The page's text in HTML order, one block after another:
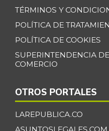
TÉRMINOS Y
POLÍTICA DE
POLÍTICA DE COOKIES
SUPERINTENDENCIA
COMERCIO
OTROS PORTALES
LAREPUBLICA.CO